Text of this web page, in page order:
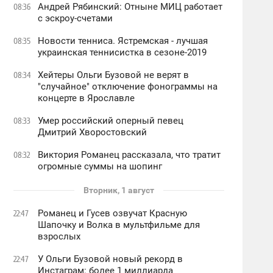
08:36
Андрей Рябинский: Отныне МИЦ работает
с эскроу-счетами
08:35
Новости тенниса. Ястремская - лучшая
украинская теннисистка в сезоне-2019
08:34
Хейтеры Ольги Бузовой не верят в
"случайное" отключение фонограммы на
концерте в Ярославле
08:33
Умер российский оперный певец
Дмитрий Хворостовский
08:32
Виктория Романец рассказала, что тратит
огромные суммы на шопинг
Вторник, 1 август
22:47
Романец и Гусев озвучат Красную
Шапочку и Волка в мультфильме для
взрослых
22:47
У Ольги Бузовой новый рекорд в
Инстаграм: более 1 миллиарда